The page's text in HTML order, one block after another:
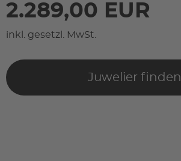
2.289,00 EUR
inkl. gesetzl. MwSt.
Juwelier finden